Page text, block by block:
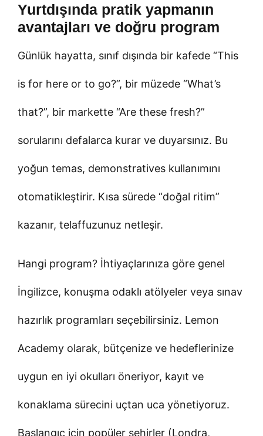
Yurtdışında pratik yapmanın
avantajları ve doğru program
Günlük hayatta, sınıf dışında bir kafede “This
is for here or to go?”, bir müzede “What’s
that?”, bir markette “Are these fresh?”
sorularını defalarca kurar ve duyarsınız. Bu
yoğun temas, demonstratives kullanımını
otomatikleştirir. Kısa sürede “doğal ritim”
kazanır, telaffuzunuz netleşir.
Hangi program? İhtiyaçlarınıza göre genel
İngilizce, konuşma odaklı atölyeler veya sınav
hazırlık programları seçebilirsiniz. Lemon
Academy olarak, bütçenize ve hedeflerinize
uygun en iyi okulları öneriyor, kayıt ve
konaklama sürecini uçtan uca yönetiyoruz.
Başlangıç için popüler şehirler (Londra,